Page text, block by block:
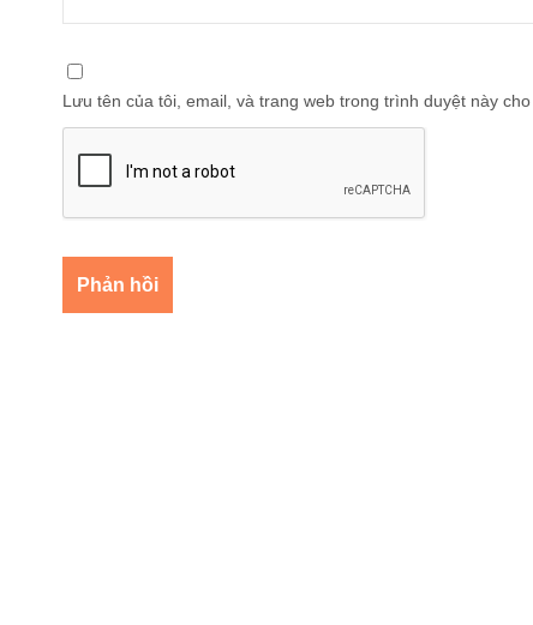
Lưu tên của tôi, email, và trang web trong trình duyệt này